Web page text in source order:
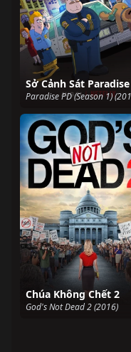
Paradise PD (Season 1)
Chúa Không Chết 2
God's Not Dead 2 (2016)